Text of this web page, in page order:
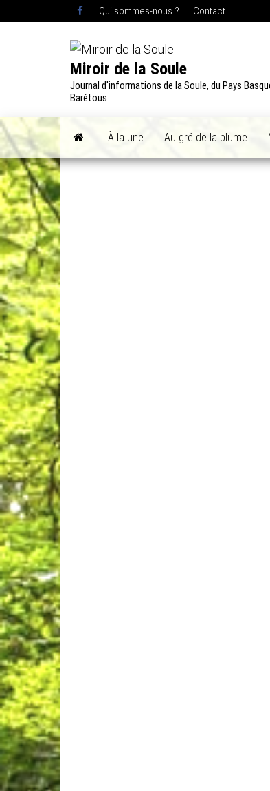
Qui sommes-nous ? Contact
Miroir de la Soule
Journal d'informations de la Soule, du Pays
Barétous
À la une Au gré de la plume